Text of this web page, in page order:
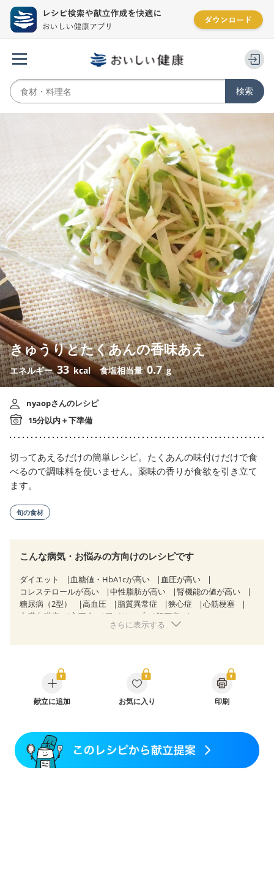
きゅうりとたくあんの香味あえ
エネルギー33 kcal 食塩相当量0.7 g
nyaopさんのレシピ
15分以内＋下準備
切ってあえるだけの簡単レシピ。たくあんの味付けだけで食
べるので調味料を使いません。薬味の香りが食欲を引き立て
ます。
旬の食材
こんな病気・お悩みの方向けのレシピです
ダイエット 血糖値・HbA1cが高い
血圧が高い
コレステロールが高い
中性脂肪が高い
腎機能の値が高い
糖尿病（2型）
高血圧 脂質異常症 狭心症
心筋梗塞
心臓弁膜症
心不全 胃ポリープ
胆石症
慢性膵炎（移行期・寛解期）
非アルコール性脂肪肝
CKD（ステージ２）
CKD（ステージ３a）
乳がん（抗がん剤治療中）
乳がん（ホルモン療法中）
乳がん（放射線治療中）
妊婦健診・血圧が気になる（初期）
妊婦健診・血糖値が気になる（初期）
妊娠高血圧(中期)
妊娠糖尿病(初期)
さらに表示する
献立に追加 お気に入り 印刷